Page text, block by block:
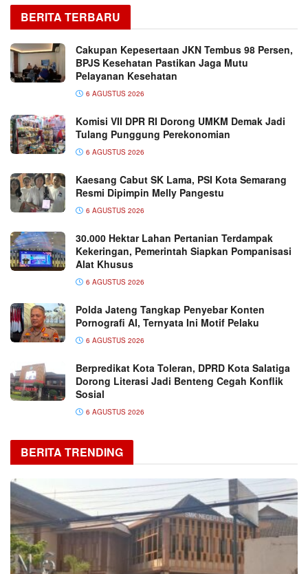
BERITA TERBARU
Cakupan Kepesertaan JKN Tembus 98 Persen,
BPJS Kesehatan Pastikan Jaga Mutu
Pelayanan Kesehatan
6 AGUSTUS 2026
Komisi VII DPR RI Dorong UMKM Demak Jadi
Tulang Punggung Perekonomian
6 AGUSTUS 2026
Kaesang Cabut SK Lama, PSI Kota Semarang
Resmi Dipimpin Melly Pangestu
6 AGUSTUS 2026
30.000 Hektar Lahan Pertanian Terdampak
Kekeringan, Pemerintah Siapkan Pompanisasi
Alat Khusus
6 AGUSTUS 2026
Polda Jateng Tangkap Penyebar Konten
Pornografi AI, Ternyata Ini Motif Pelaku
6 AGUSTUS 2026
Berpredikat Kota Toleran, DPRD Kota Salatiga
Dorong Literasi Jadi Benteng Cegah Konflik
Sosial
6 AGUSTUS 2026
BERITA TRENDING